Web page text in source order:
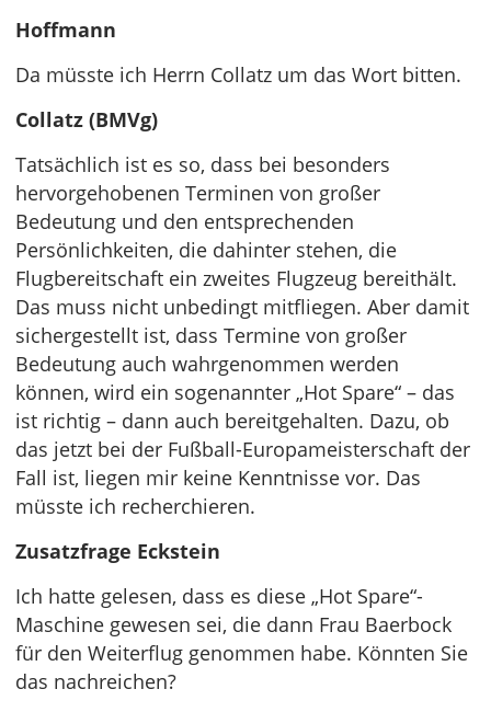
Hoffmann
Da müsste ich Herrn Collatz um das Wort bitten.
Collatz (BMVg)
Tatsächlich ist es so, dass bei besonders
hervorgehobenen Terminen von großer
Bedeutung und den entsprechenden
Persönlichkeiten, die dahinter stehen, die
Flugbereitschaft ein zweites Flugzeug bereithält.
Das muss nicht unbedingt mitfliegen. Aber damit
sichergestellt ist, dass Termine von großer
Bedeutung auch wahrgenommen werden
können, wird ein sogenannter „Hot Spare“ – das
ist richtig – dann auch bereitgehalten. Dazu, ob
das jetzt bei der Fußball-Europameisterschaft der
Fall ist, liegen mir keine Kenntnisse vor. Das
müsste ich recherchieren.
Zusatzfrage Eckstein
Ich hatte gelesen, dass es diese „Hot Spare“-
Maschine gewesen sei, die dann Frau Baerbock
für den Weiterflug genommen habe. Könnten Sie
das nachreichen?